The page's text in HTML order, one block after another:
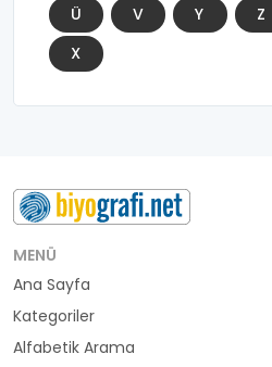
Ü
V Y Z
X
MENÜ
Ana Sayfa
Kategoriler
Alfabetik Arama